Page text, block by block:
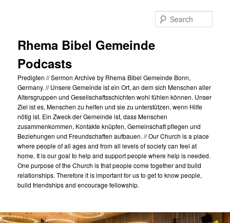
Rhema Bibel Gemeinde
Podcasts
Predigten // Sermon Archive by Rhema Bibel Gemeinde Bonn,
Germany. // Unsere Gemeinde ist ein Ort, an dem sich Menschen aller
Altersgruppen und Gesellschaftsschichten wohl fühlen können. Unser
Ziel ist es, Menschen zu helfen und sie zu unterstützen, wenn Hilfe
nötig ist. Ein Zweck der Gemeinde ist, dass Menschen
zusammenkommen, Kontakte knüpfen, Gemeinschaft pflegen und
Beziehungen und Freundschaften aufbauen. // Our Church is a place
where people of all ages and from all levels of society can feel at
home. It is our goal to help and support people where help is needed.
One purpose of the Church is that people come together and build
relationships. Therefore it is important for us to get to know people,
build friendships and encourage fellowship.